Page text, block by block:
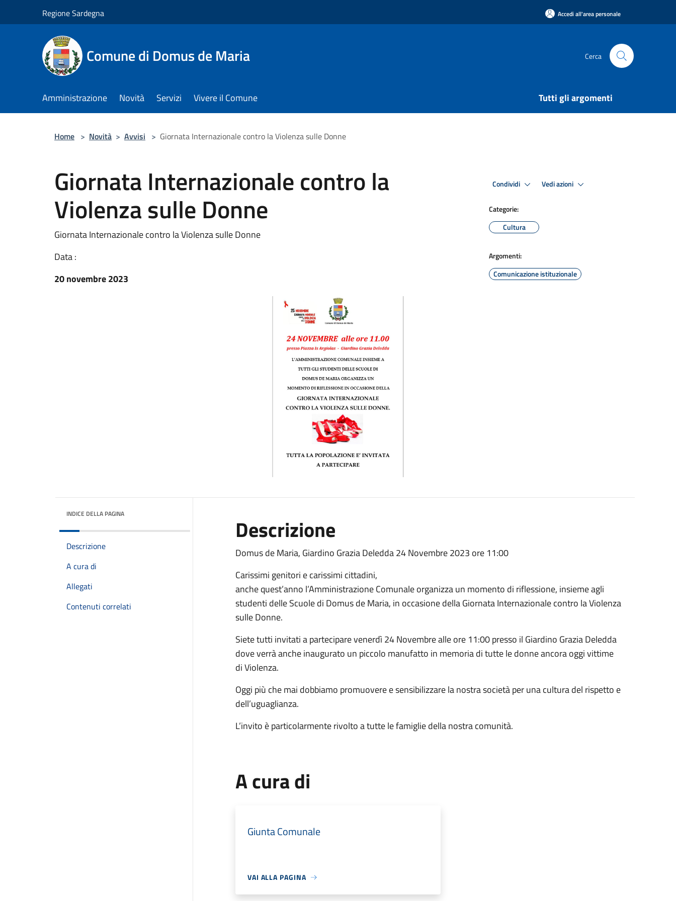
Regione Sardegna Accedi all'area personale
Comune di Domus de Maria Cerca
Amministrazione Novità Servizi Vivere il Comune Tutti gli argomenti
Home > Novità > Avvisi > Giornata Internazionale contro la Violenza sulle Donne
Giornata Internazionale contro la
Violenza sulle Donne
Giornata Internazionale contro la Violenza sulle Donne
Data :
20 novembre 2023
Condividi Vedi azioni
Categorie:
Cultura
Argomenti:
Comunicazione istituzionale
INDICE DELLA PAGINA
Descrizione
A cura di
Allegati
Contenuti correlati
Descrizione
Domus de Maria, Giardino Grazia Deledda 24 Novembre 2023 ore 11:00
Carissimi genitori e carissimi cittadini,
anche quest’anno l’Amministrazione Comunale organizza un momento di riflessione, insieme agli
studenti delle Scuole di Domus de Maria, in occasione della Giornata Internazionale contro la Violenza
sulle Donne.
Siete tutti invitati a partecipare venerdì 24 Novembre alle ore 11:00 presso il Giardino Grazia Deledda
dove verrà anche inaugurato un piccolo manufatto in memoria di tutte le donne ancora oggi vittime
di Violenza.
Oggi più che mai dobbiamo promuovere e sensibilizzare la nostra società per una cultura del rispetto e
dell’uguaglianza.
L’invito è particolarmente rivolto a tutte le famiglie della nostra comunità.
A cura di
Giunta Comunale
VAI ALLA PAGINA